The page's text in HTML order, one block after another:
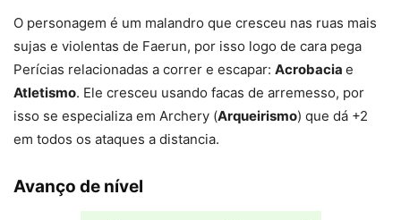
O personagem é um malandro que cresceu nas ruas mais
sujas e violentas de Faerun, por isso logo de cara pega
Perícias relacionadas a correr e escapar: Acrobacia e
Atletismo. Ele cresceu usando facas de arremesso, por
isso se especializa em Archery (Arqueirismo) que dá +2
em todos os ataques a distancia.
Avanço de nível